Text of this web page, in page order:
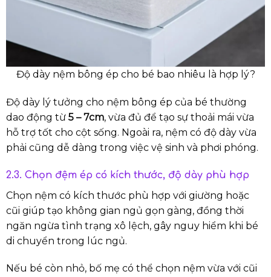
Độ dày nệm bông ép cho bé bao nhiêu là hợp lý?
Độ dày lý tưởng cho nệm bông ép của bé thường
dao động từ 5 – 7cm, vừa đủ để tạo sự thoải mái vừa
hỗ trợ tốt cho cột sống. Ngoài ra, nệm có độ dày vừa
phải cũng dễ dàng trong việc vệ sinh và phơi phóng.
2.3. Chọn đệm ép có kích thước, độ dày phù hợp
Chọn nệm có kích thước phù hợp với giường hoặc
cũi giúp tạo không gian ngủ gọn gàng, đồng thời
ngăn ngừa tình trạng xô lệch, gây nguy hiểm khi bé
di chuyển trong lúc ngủ.
Nếu bé còn nhỏ, bố mẹ có thể chọn nệm vừa với cũi